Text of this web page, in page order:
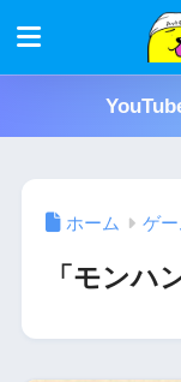
ホーム ゲー
「モンハ